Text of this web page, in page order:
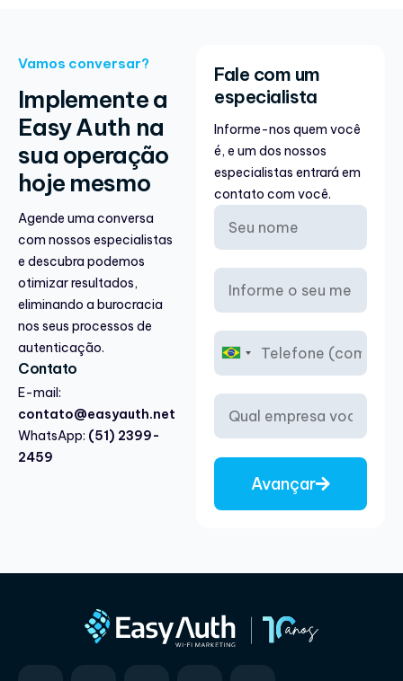
Vamos conversar?
Implemente a
Easy Auth na
sua operação
hoje mesmo
Agende uma conversa
com nossos especialistas
e descubra podemos
otimizar resultados,
eliminando a burocracia
nos seus processos de
autenticação.
Contato
E-mail:
contato@easyauth.net
WhatsApp: (51) 2399-
2459
Fale com um
especialista
Informe-nos quem você
é, e um dos nossos
especialistas entrará em
contato com você.
B
r
a
l
+
Avançar